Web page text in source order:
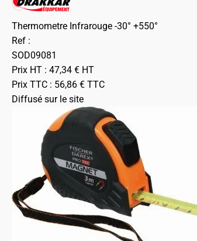
Thermometre Infrarouge -30° +550°
Ref :
SOD09081
Prix HT : 47,34 € HT
Prix TTC : 56,86 € TTC
Diffusé sur le site